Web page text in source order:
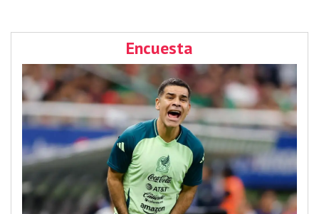
Encuesta